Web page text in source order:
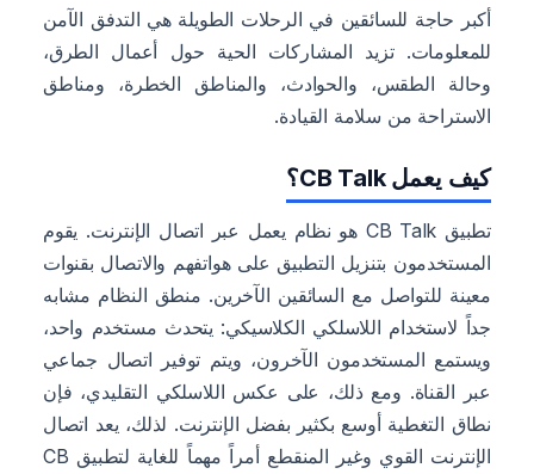
أكبر حاجة للسائقين في الرحلات الطويلة هي التدفق الآمن
للمعلومات. تزيد المشاركات الحية حول أعمال الطرق،
وحالة الطقس، والحوادث، والمناطق الخطرة، ومناطق
الاستراحة من سلامة القيادة.
كيف يعمل CB Talk؟
تطبيق CB Talk هو نظام يعمل عبر اتصال الإنترنت. يقوم
المستخدمون بتنزيل التطبيق على هواتفهم والاتصال بقنوات
معينة للتواصل مع السائقين الآخرين. منطق النظام مشابه
جداً لاستخدام اللاسلكي الكلاسيكي: يتحدث مستخدم واحد،
ويستمع المستخدمون الآخرون، ويتم توفير اتصال جماعي
عبر القناة. ومع ذلك، على عكس اللاسلكي التقليدي، فإن
نطاق التغطية أوسع بكثير بفضل الإنترنت. لذلك، يعد اتصال
الإنترنت القوي وغير المنقطع أمراً مهماً للغاية لتطبيق CB